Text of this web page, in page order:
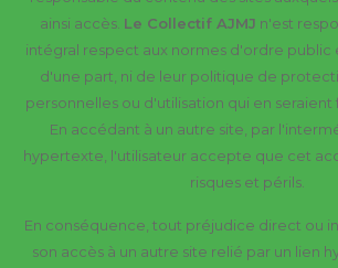
ainsi accès. Le Collectif AJMJ n'est
intégral respect aux normes d'ordre public
d'une part, ni de leur politique de
personnelles ou d'utilisation qui en seraient
En accédant à un autre site, par
hypertexte, l'utilisateur accepte que cet
risques et périls.
En conséquence, tout préjudice direct ou
son accès à un autre site relié par un lien